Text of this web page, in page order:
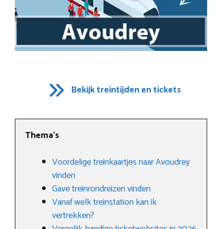
Bekijk treintijden en tickets
Thema’s
Voordelige treinkaartjes naar Avoudrey
vinden
Gave treinrondreizen vinden
Vanaf welk treinstation kan ik
vertrekken?